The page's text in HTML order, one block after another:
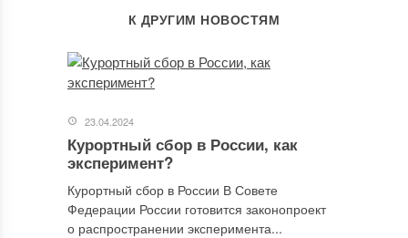
К ДРУГИМ НОВОСТЯМ
23.04.2024
Курортный сбор в России, как
эксперимент?
Курортный сбор в России В Совете
Федерации России готовится законопроект
о распространении эксперимента...